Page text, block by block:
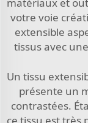
votre voie
extensible
tissus avec
Un tissu
présente un
contrastées.